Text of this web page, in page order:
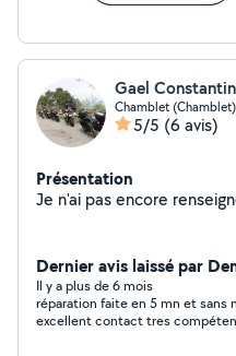
Gael Constantin
Chamblet (Chamblet)
5/5 (6 avis)
Présentation
Dernier avis laissé par
Il y a plus de 6 mois
réparation faite en 5 mn et sans
excellent contact tres